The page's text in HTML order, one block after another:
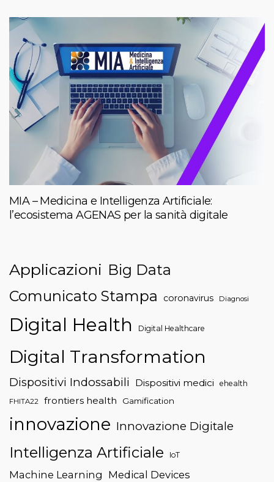
MIA – Medicina e Intelligenza Artificiale:
l’ecosistema AGENAS per la sanità digitale
Applicazioni Big Data
Comunicato Stampa
coronavirus Diagnosi
Digital Health Digital Healthcare
Digital Transformation
Dispositivi Indossabili Dispositivi medici ehealth
FHITA22 frontiers health Gamification
innovazione Innovazione Digitale
Intelligenza Artificiale IoT
Machine Learning Medical Devices